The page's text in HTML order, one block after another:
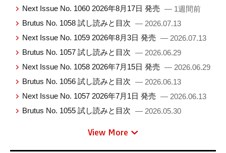
Next Issue No. 1060 2026年8月17日 発売 — 1週間前
Brutus No. 1058 試し読みと目次 — 2026.07.13
Next Issue No. 1059 2026年8月3日 発売 — 2026.07.13
Brutus No. 1057 試し読みと目次 — 2026.06.29
Next Issue No. 1058 2026年7月15日 発売 — 2026.06.29
Brutus No. 1056 試し読みと目次 — 2026.06.13
Next Issue No. 1057 2026年7月1日 発売 — 2026.06.13
Brutus No. 1055 試し読みと目次 — 2026.05.30
View More